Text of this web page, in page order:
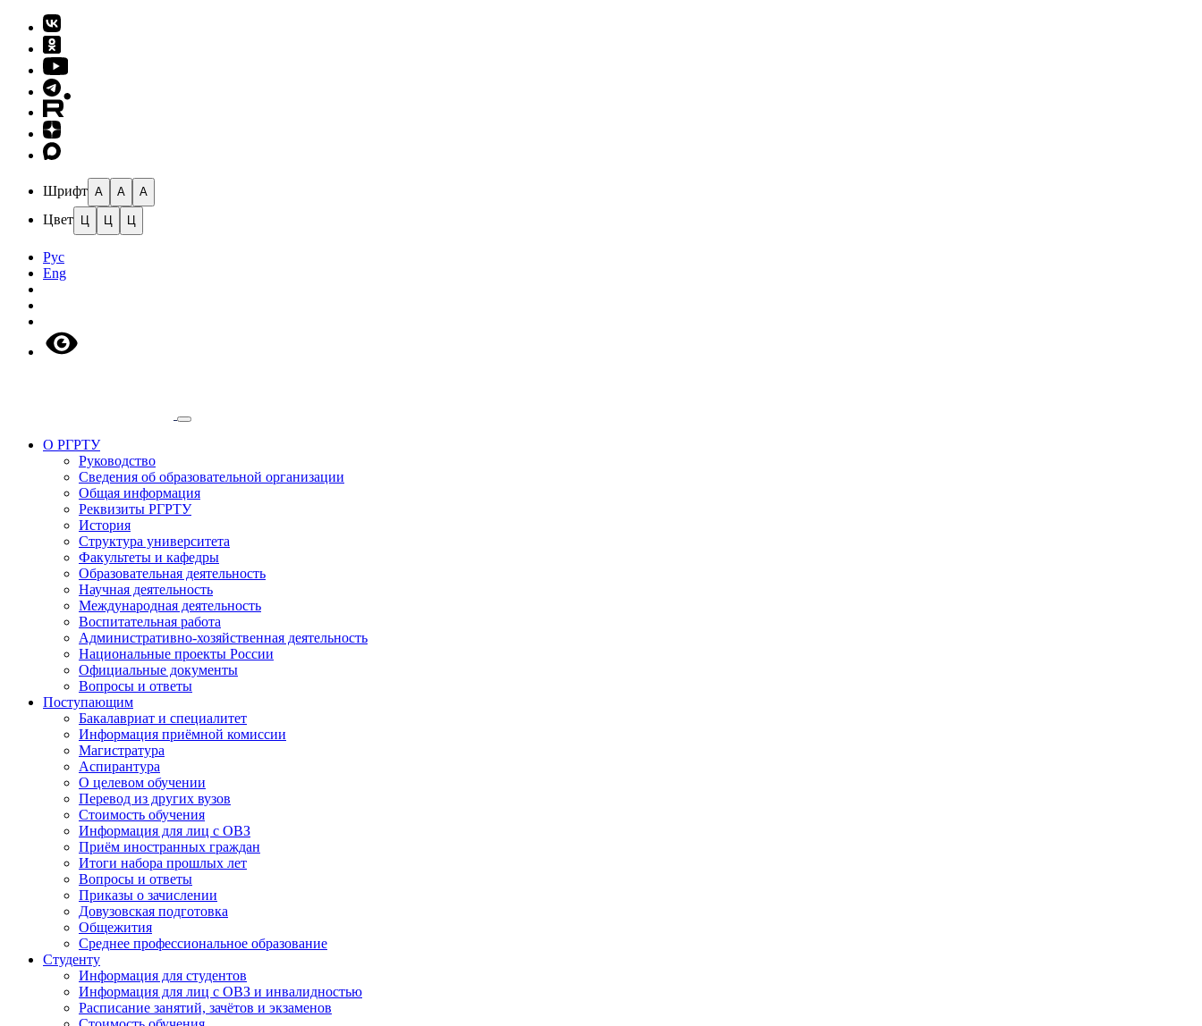
Шрифт A A A
Цвет Ц Ц Ц
Рус
Eng
О РГРТУ
Руководство
Сведения об образовательной организации
Общая информация
Реквизиты РГРТУ
История
Структура университета
Факультеты и кафедры
Образовательная деятельность
Научная деятельность
Международная деятельность
Воспитательная работа
Административно-хозяйственная деятельность
Национальные проекты России
Официальные документы
Вопросы и ответы
Поступающим
Бакалавриат и специалитет
Информация приёмной комиссии
Магистратура
Аспирантура
О целевом обучении
Перевод из других вузов
Стоимость обучения
Информация для лиц с ОВЗ
Приём иностранных граждан
Итоги набора прошлых лет
Вопросы и ответы
Приказы о зачислении
Довузовская подготовка
Общежития
Среднее профессиональное образование
Студенту
Информация для студентов
Информация для лиц с ОВЗ и инвалидностью
Расписание занятий, зачётов и экзаменов